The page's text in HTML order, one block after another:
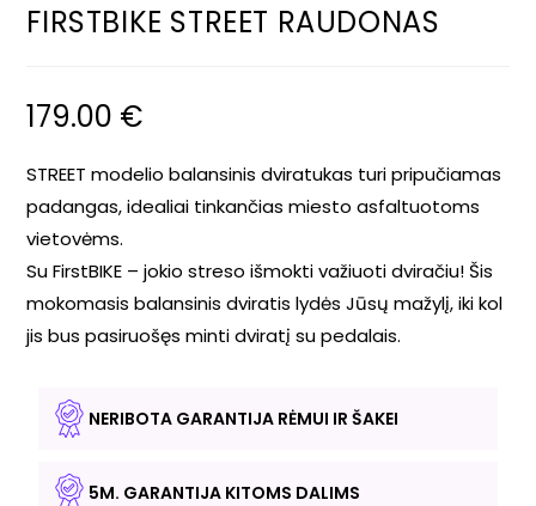
FIRSTBIKE STREET RAUDONAS
179.00 €
STREET modelio balansinis dviratukas turi pripučiamas
padangas, idealiai tinkančias miesto asfaltuotoms
vietovėms.
Su FirstBIKE – jokio streso išmokti važiuoti dviračiu! Šis
mokomasis balansinis dviratis lydės Jūsų mažylį, iki kol
jis bus pasiruošęs minti dviratį su pedalais.
NERIBOTA GARANTIJA RĖMUI IR ŠAKEI
5M. GARANTIJA KITOMS DALIMS